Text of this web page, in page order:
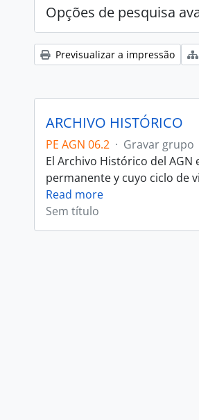
Opções de pesquisa
Previsualizar a impressão
ARCHIVO HISTÓRICO
PE AGN 06.2 · Gravar grupo
El Archivo Histórico del
permanente y cuyo ciclo de
Read more
Sem título